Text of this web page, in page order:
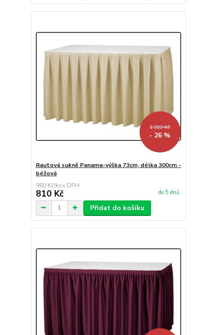
1 323 Kč
- 26 %
Rautová sukně Panama-výška 73cm, délka 300cm -
béžová
980 Kč/ks
810 Kč do 5 dnů
Přidat do košíku